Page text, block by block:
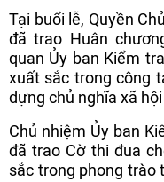
Tại buổi lễ, Quyền
đã trao Huân
quan Ủy ban Kiểm
xuất sắc trong công
dựng chủ nghĩa xã
Chủ nhiệm Ủy ban
đã trao Cờ thi đua
sắc trong phong trào